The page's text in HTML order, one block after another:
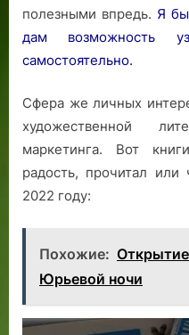
полезными впредь. Я
дам возможность
самостоятельно.
Сфера же личных
художественной
маркетинга. Вот
радость, прочитал
2022 году:
Похожие:
Юрьевой ночи